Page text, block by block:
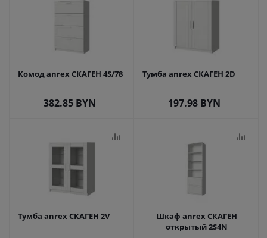
Комод anrex СКАГЕН 4S/78
382.85 BYN
Тумба anrex СКАГЕН 2D
197.98 BYN
Тумба anrex СКАГЕН 2V
Шкаф anrex СКАГЕН
открытый 2S4N